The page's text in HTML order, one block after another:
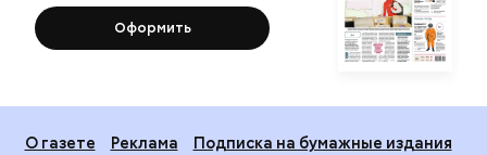
Оформить
О газете Реклама
Подписка на бумажные издания